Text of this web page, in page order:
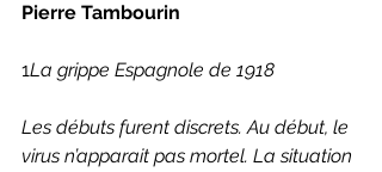
Pierre Tambourin
1La grippe Espagnole de 1918
Les débuts furent discrets. Au début, le
virus n’apparait pas mortel. La situation